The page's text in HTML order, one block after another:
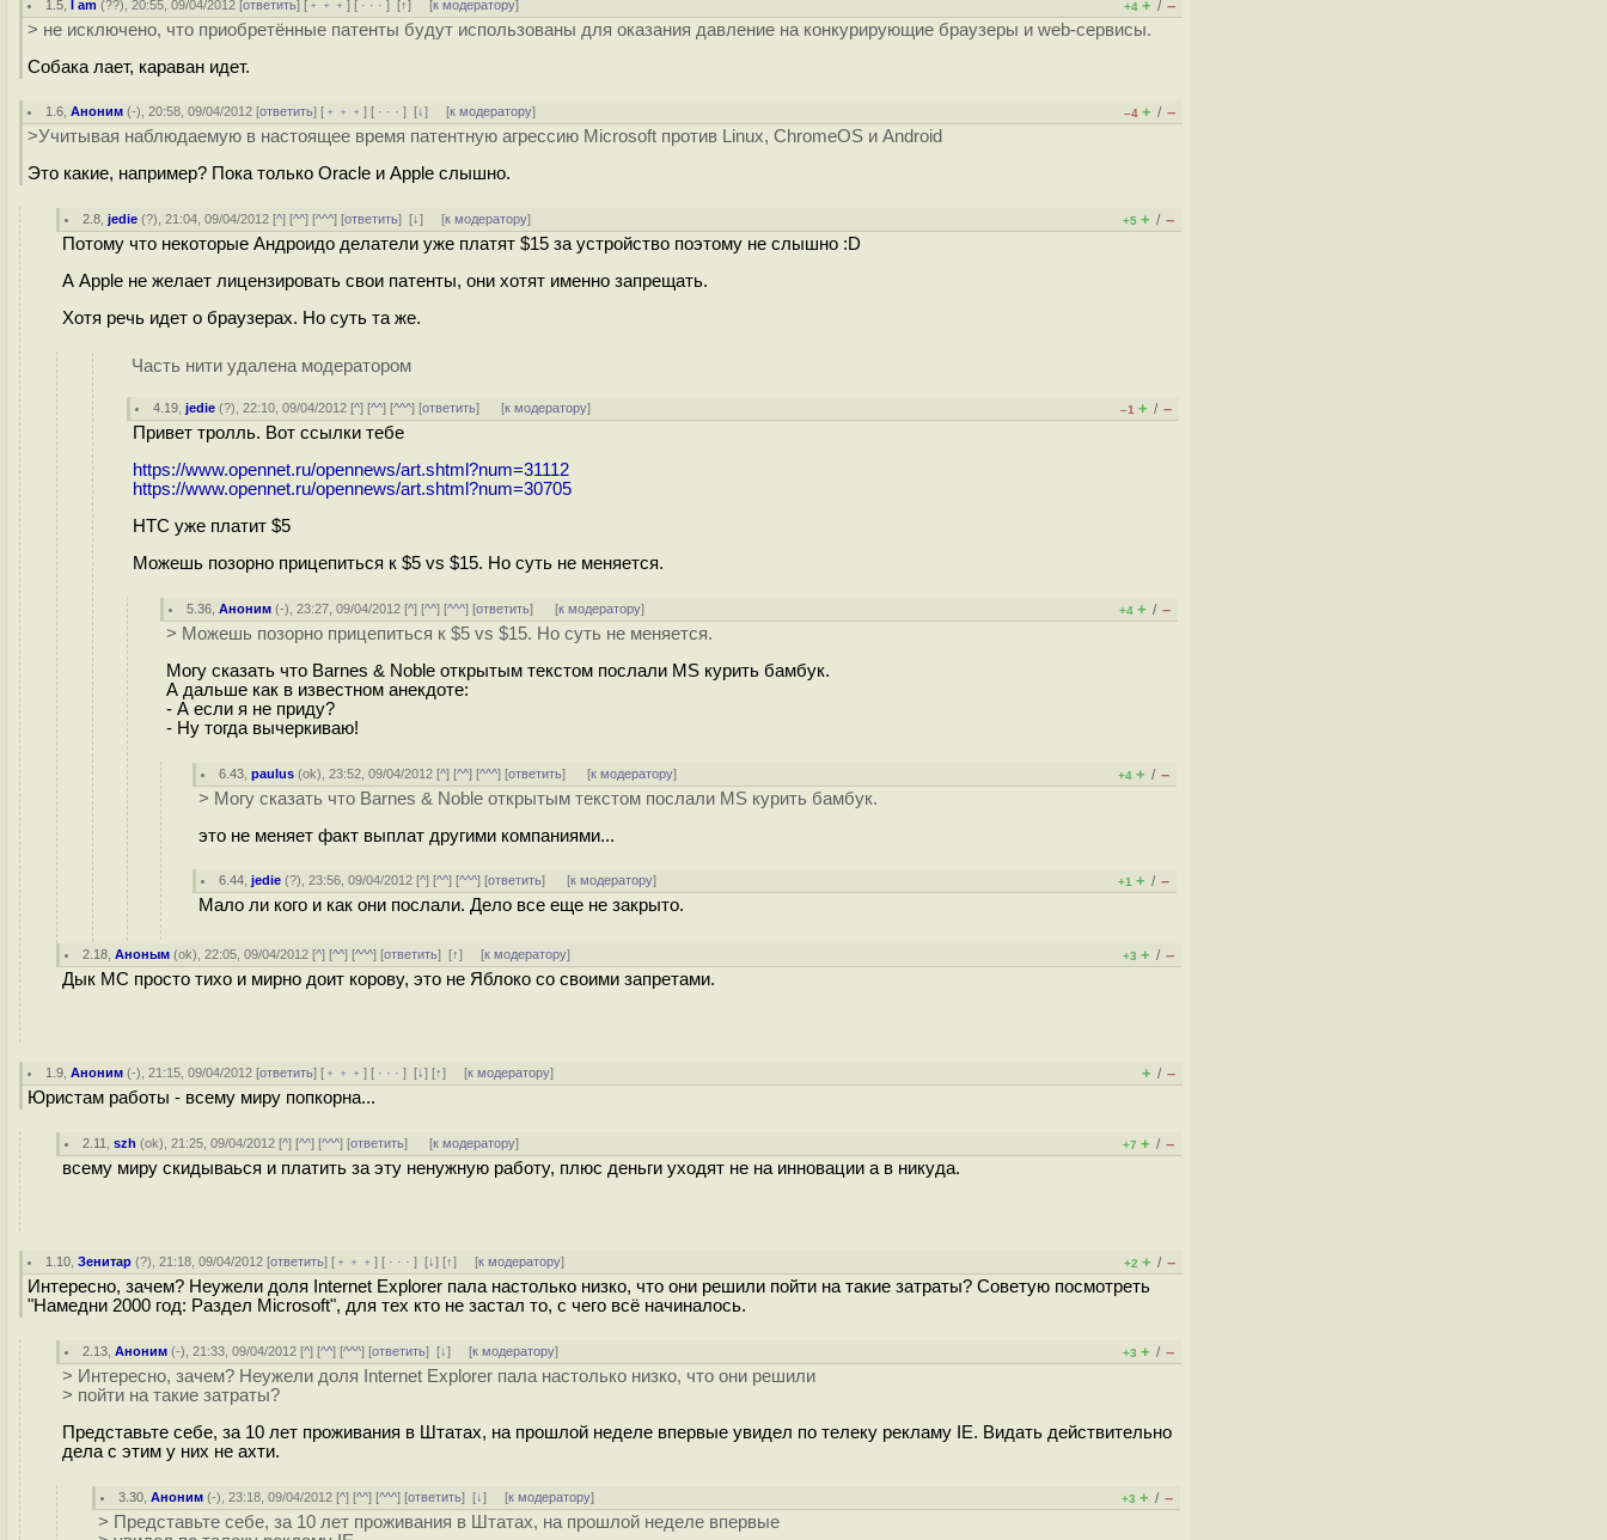
1.5 ,I am (??), 20:55, 09/04/2012 [ответить] [ ﹢﹢﹢] [ · · ·][↑] [к модератору] +4 + / –
> не исключено, что приобретённые патенты будут использованы для оказания давление на конкурирующие браузеры и web-сервисы.
Собака лает, караван идет.
1.6 ,Аноним (-), 20:58, 09/04/2012 [ответить] [ ﹢﹢﹢] [ · · ·][↓] [к модератору] –4 + / –
>Учитывая наблюдаемую в настоящее время патентную агрессию Microsoft против Linux, ChromeOS и Android
Это какие, например? Пока только Oracle и Apple слышно.
2.8 ,jedie (?), 21:04, 09/04/2012 [^] [^^] [^^^] [ответить][↓] [к модератору] +5 + / –
Потому что некоторые Андроидо делатели уже платят $15 за устройство поэтому не слышно :D
А Apple не желает лицензировать свои патенты, они хотят именно запрещать.
Хотя речь идет о браузерах. Но суть та же.
Часть нити удалена модератором
4.19 ,jedie (?), 22:10, 09/04/2012 [^] [^^] [^^^] [ответить] [к модератору] –1 + / –
Привет тролль. Вот ссылки тебе
https://www.opennet.ru/opennews/art.shtml?num=31112
https://www.opennet.ru/opennews/art.shtml?num=30705
HTC уже платит $5
Можешь позорно прицепиться к $5 vs $15. Но суть не меняется.
5.36 ,Аноним (-), 23:27, 09/04/2012 [^] [^^] [^^^] [ответить] [к модератору] +4 + / –
> Можешь позорно прицепиться к $5 vs $15. Но суть не меняется.
Могу сказать что Barnes & Noble открытым текстом послали MS курить бамбук.
А дальше как в известном анекдоте:
- А если я не приду?
- Ну тогда вычеркиваю!
6.43 ,paulus (ok), 23:52, 09/04/2012 [^] [^^] [^^^] [ответить] [к модератору] +4 + / –
> Могу сказать что Barnes & Noble открытым текстом послали MS курить бамбук.
это не меняет факт выплат другими компаниями...
6.44 ,jedie (?), 23:56, 09/04/2012 [^] [^^] [^^^] [ответить] [к модератору] +1 + / –
Мало ли кого и как они послали. Дело все еще не закрыто.
2.18 ,Аноным (ok), 22:05, 09/04/2012 [^] [^^] [^^^] [ответить][↑] [к модератору] +3 + / –
Дык МС просто тихо и мирно доит корову, это не Яблоко со своими запретами.
1.9 ,Аноним (-), 21:15, 09/04/2012 [ответить] [ ﹢﹢﹢] [ · · ·][↓] [↑] [к модератору] + / –
Юристам работы - всему миру попкорна...
2.11 ,szh (ok), 21:25, 09/04/2012 [^] [^^] [^^^] [ответить] [к модератору] +7 + / –
всему миру скидываься и платить за эту ненужную работу, плюс деньги уходят не на инновации а в никуда.
1.10 ,Зенитар (?), 21:18, 09/04/2012 [ответить] [ ﹢﹢﹢] [ · · ·][↓] [↑] [к модератору] +2 + / –
Интересно, зачем? Неужели доля Internet Explorer пала настолько низко, что они решили пойти на такие затраты? Советую посмотреть
"Намедни 2000 год: Раздел Microsoft", для тех кто не застал то, с чего всё начиналось.
2.13 ,Аноним (-), 21:33, 09/04/2012 [^] [^^] [^^^] [ответить][↓] [к модератору] +3 + / –
> Интересно, зачем? Неужели доля Internet Explorer пала настолько низко, что они решили
> пойти на такие затраты?
Представьте себе, за 10 лет проживания в Штатах, на прошлой неделе впервые увидел по телеку рекламу IE. Видать действительно
дела с этим у них не ахти.
3.30 ,Аноним (-), 23:18, 09/04/2012 [^] [^^] [^^^] [ответить][↓] [к модератору] +3 + / –
> Представьте себе, за 10 лет проживания в Штатах, на прошлой неделе впервые